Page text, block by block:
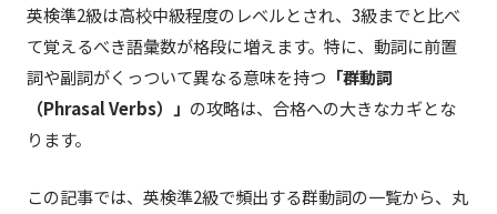
英検準2級は高校中級程度のレベルとされ、3級までと比べ
て覚えるべき語彙数が格段に増えます。特に、動詞に前置
詞や副詞がくっついて異なる意味を持つ 「群動詞
（Phrasal Verbs）」 の攻略は、合格への大きなカギとな
ります。
この記事では、英検準2級で頻出する群動詞の一覧から、丸